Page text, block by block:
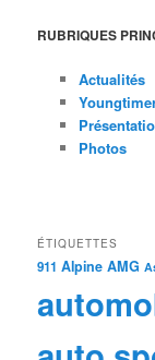
RUBRIQUES
Actualités
Photos
ÉTIQUETTES
911 Alpine AMG